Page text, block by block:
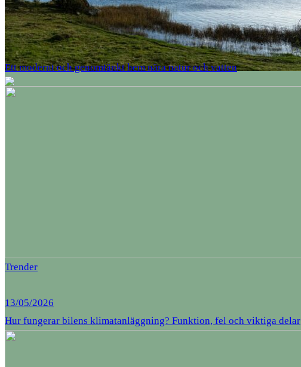
Ett modernt och genomtänkt hem nära natur och vatten
Trender
13/05/2026
Hur fungerar bilens klimatanläggning? Funktion, fel och viktiga delar